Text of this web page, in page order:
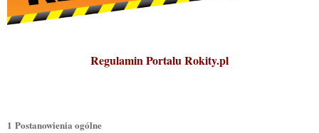
Regulamin Portalu Rokity.pl
1 Postanowienia ogólne